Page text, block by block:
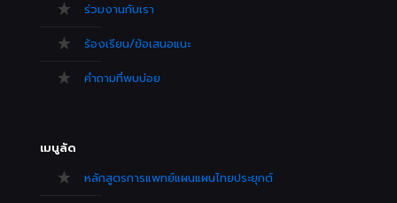
ร่วมงานกับเรา
ร้องเรียน/ข้อเสนอแนะ
คำถามที่พบบ่อย
เมนูลัด
หลักสูตรการแพทย์แผนแผนไทยประยุกต์